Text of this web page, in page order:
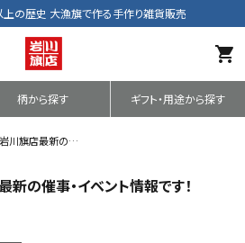
の歴史 大漁旗で作る手作り雑貨販売
shopping_cart
柄から探す ギフト・用途から探す
岩川旗店最新の催
新の催事・イベント情報です！